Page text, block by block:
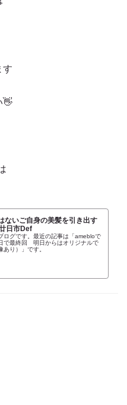
す
👋
ないご自身の美髪を引き出す
日市Def
ログです。最近の記事は「amebloで
で最終回 明日からはオリジナルで
あり）」です。